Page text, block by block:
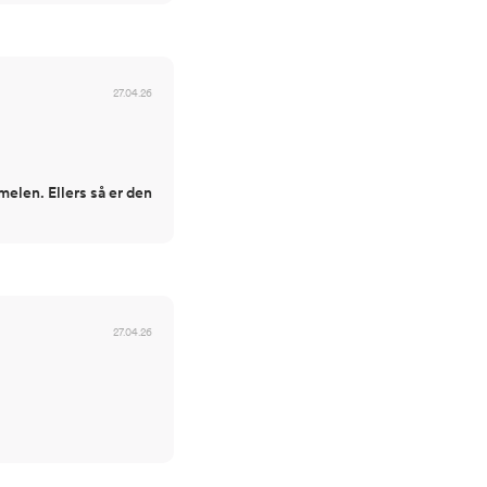
27.04.26
Ellers så er den
27.04.26